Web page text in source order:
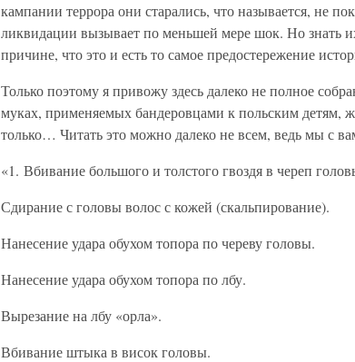
кампании террора они старались, что называется, не
ликвидации вызывает по меньшей мере шок. Но знать
причине, что это и есть то самое предостережение
Только поэтому я привожу здесь далеко не полное
муках, применяемых бандеровцами к польским
только… Читать это можно далеко не всем, ведь мы с
«1. Вбивание большого и толстого гвоздя в череп
Сдирание с головы волос с кожей (скальпирование).
Нанесение удара обухом топора по череву головы.
Нанесение удара обухом топора по лбу.
Вырезание на лбу «орла».
Вбивание штыка в висок головы.